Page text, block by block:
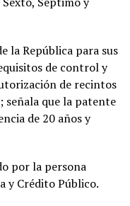
la República para sus
de control y
de recintos
señala que la patente
de 20 años y
por la persona
y Crédito Público.